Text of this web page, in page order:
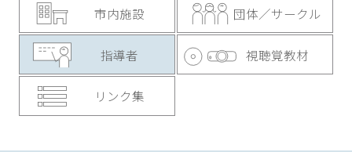
市内施設 団体／サークル
指導者 視聴覚教材
リンク集